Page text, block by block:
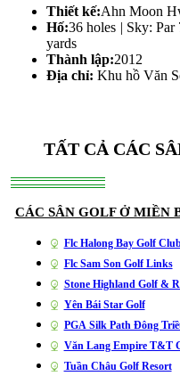
Thiết kế:Ahn Moon
Hố:36 holes | Sky:
yards
Thành lập:2012
Địa chỉ: Khu hồ Văn
TẤT CẢ CÁC
CÁC SÂN GOLF Ở MIỀN
Flc Halong Bay Golf
Flc Sam Son Golf Links
Stone Highland Golf &
Yên Bái Star Golf
PGA Silk Path Đông
Văn Lang Empire T&T
Tuần Châu Golf Resort